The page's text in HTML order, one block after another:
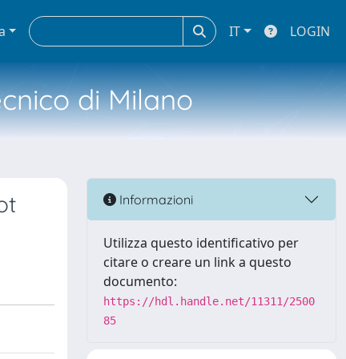
IT LOGIN
di Milano
Informazioni
Utilizza questo identificativo per
citare o creare un link a questo
documento:
https://hdl.handle.net/11311/2500
85